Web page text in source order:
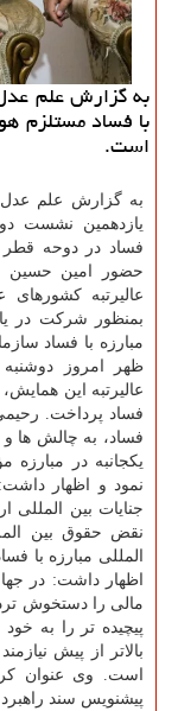
به گزارش علم
با فساد مستلزم
است.
به گزارش علم عدل
یازدهمین نشست
فساد در دوحه قطر
حضور امین حسین
عالیرتبه
بمنظور شرکت در
مبارزه با فساد
عالیرتبه این
فساد پرداخت.
فساد، به چالش ها و
یکجانبه در
نمود و اظهار
جنایات بین المللی
نقض حقوق بین
المللی مبارزه با
اظهار داشت: در
مالی را دستخوش
پیچیده تر را به
بالاتر از پیش
است. وی عنوان
پیشنویس سند